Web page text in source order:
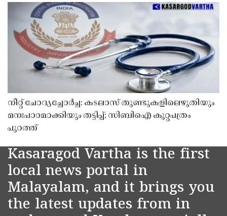
നീറ്റ് ചോദ്യച്ചോർച്ച: കടലാസ് തുണ്ടുകളിലെഴുതിയും
മനഃപാഠമാക്കിയും തട്ടിപ്പ്; സിബിഐ കുറ്റപത്രം
പുറത്ത്
Kasaragod Vartha is the first
local news portal in
Malayalam, and it brings you
the latest updates from in